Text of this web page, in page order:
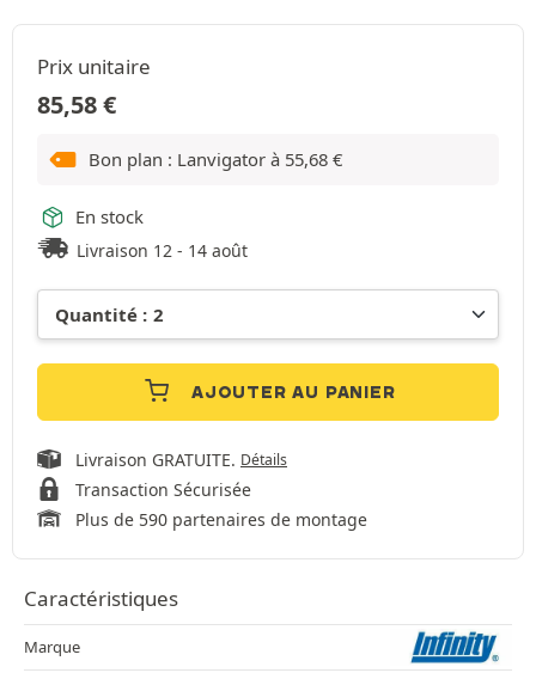
Prix unitaire
85,58€
Bon plan : Lanvigator à 55,68 €
En stock
Livraison 12 - 14 août
AJOUTER AU PANIER
Livraison GRATUITE. Détails
Transaction Sécurisée
Plus de 590 partenaires de montage
Caractéristiques
Marque